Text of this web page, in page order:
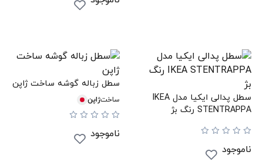
سطل پدالی ایکیا مدل IKEA
STENTRAPPA رنگ بژ
ناموجود
سطل زباله گوشه ساخت ژاپن
ساختژاپن
ناموجود